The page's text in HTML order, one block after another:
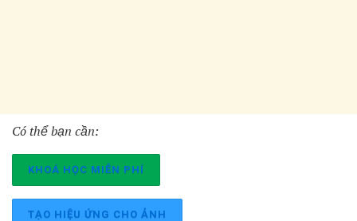
Có thể bạn cần:
KHOÁ HỌC MIỄN PHÍ
TẠO HIỆU ỨNG CHO ẢNH